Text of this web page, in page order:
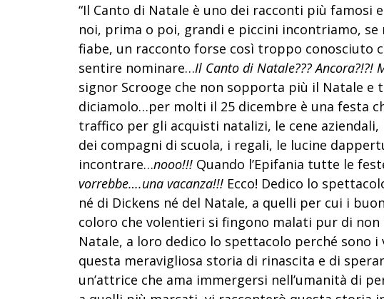
“Il Canto di Natale è uno dei racconti più
noi, prima o poi, grandi e piccini incontriamo,
fiabe, un racconto forse così troppo conosciuto
sentire nominare…Il Canto di Natale??? Ancora?!?!
signor Scrooge che non sopporta più il Natale e
diciamolo…per molti il 25 dicembre è una festa
traffico per gli acquisti natalizi, le cene
dei compagni di scuola, i regali, le lucine
incontrare…nooo!!! Quando l’Epifania tutte le
vorrebbe….una vacanza!!! Ecco! Dedico lo
né di Dickens né del Natale, a quelli per cui i
coloro che volentieri si fingono malati pur di non
Natale, a loro dedico lo spettacolo perché sono
questa meravigliosa storia di rinascita e di
un’attrice che ama immergersi nell’umanità di